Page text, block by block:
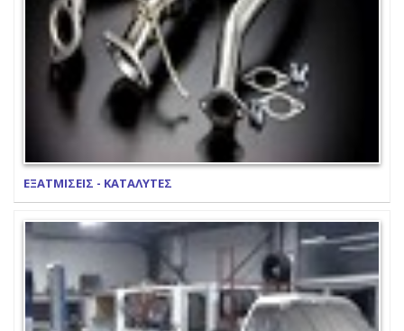
ΕΞΑΤΜΙΣΕΙΣ - ΚΑΤΑΛΥΤΕΣ